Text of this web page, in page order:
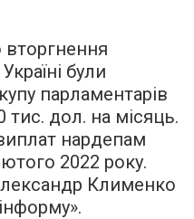
були
парламентарів
тис. дол. на місяць.
нардепам
2022 року.
Клименко